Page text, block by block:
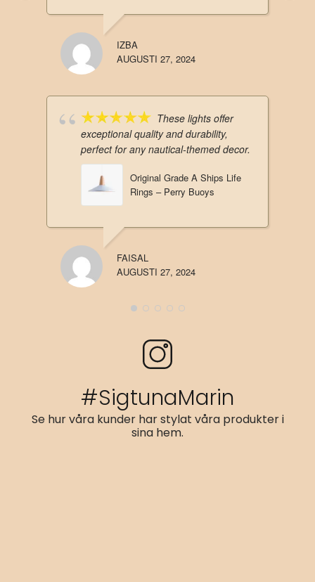
NOVEMBER 20, 2024
Original Brass Engine Room Light for
our HMS Vengeance! Its impeccable
craftsmanship and authentic design
perfectly capture the essence.
Vintage Spot Brass Stand
IZBA
These lights offer
exceptional quality and durability,
Original Grade A Ships Life
Rings – Perry Buoys